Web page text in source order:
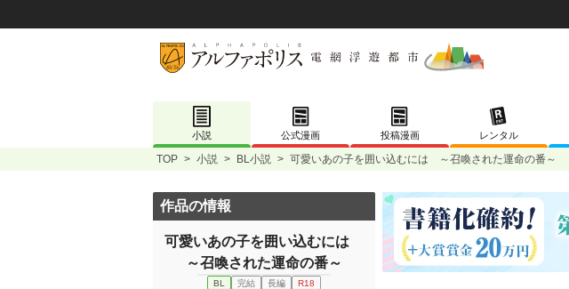
小説 公式漫画 投稿漫画 レンタル
TOP > 小説 > BL小説 > 可愛いあの子を囲い込むには ～召喚された運命の番～
作品の情報
可愛いあの子を囲い込むには
～召喚された運命の番～
BL 完結 長編 R18